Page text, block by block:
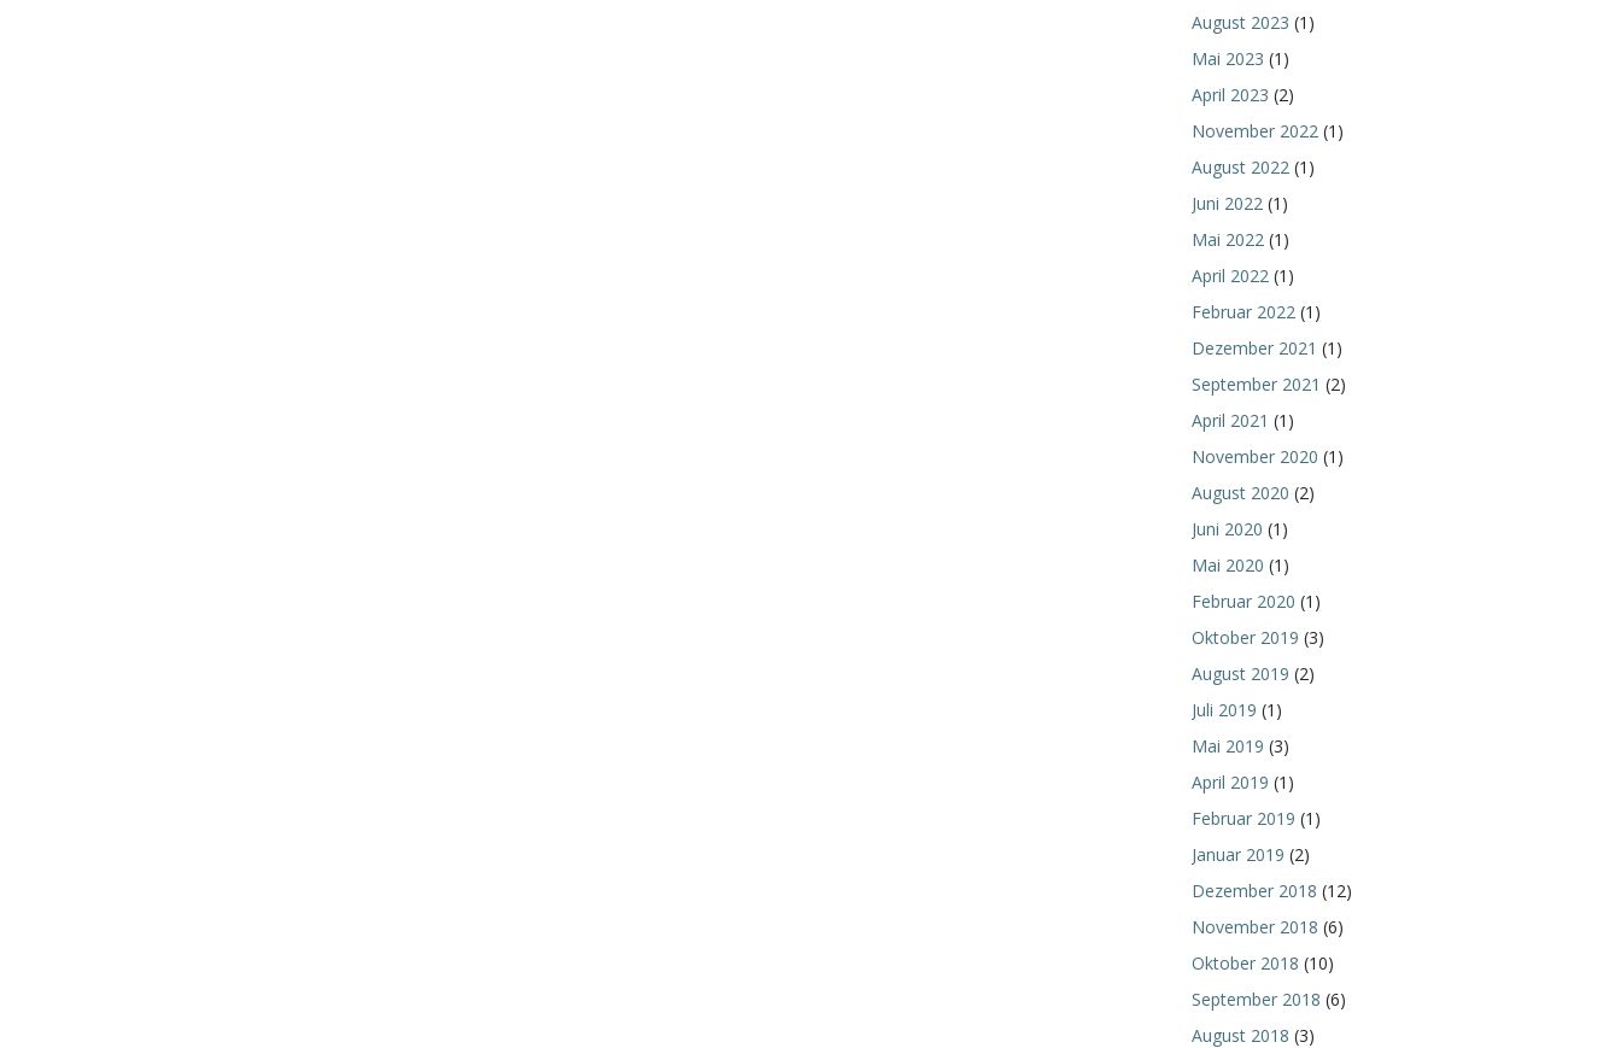
August 2023 (1)
Mai 2023 (1)
April 2023 (2)
November 2022 (1)
August 2022 (1)
Juni 2022 (1)
Mai 2022 (1)
April 2022 (1)
Februar 2022 (1)
Dezember 2021 (1)
September 2021 (2)
April 2021 (1)
November 2020 (1)
August 2020 (2)
Juni 2020 (1)
Mai 2020 (1)
Februar 2020 (1)
Oktober 2019 (3)
August 2019 (2)
Juli 2019 (1)
Mai 2019 (3)
April 2019 (1)
Februar 2019 (1)
Januar 2019 (2)
Dezember 2018 (12)
November 2018 (6)
Oktober 2018 (10)
September 2018 (6)
August 2018 (3)